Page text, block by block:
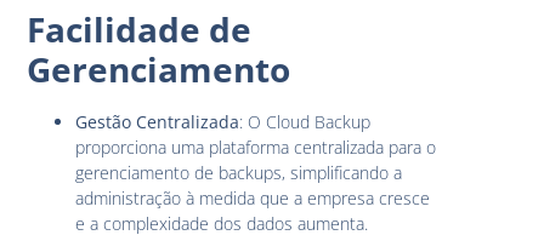
Facilidade de
Gerenciamento
Gestão Centralizada: O Cloud Backup
proporciona uma plataforma centralizada para o
gerenciamento de backups, simplificando a
administração à medida que a empresa cresce
e a complexidade dos dados aumenta.